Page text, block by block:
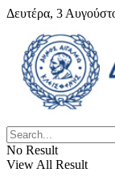
Δευτέρα, 3
No Result
View All Result